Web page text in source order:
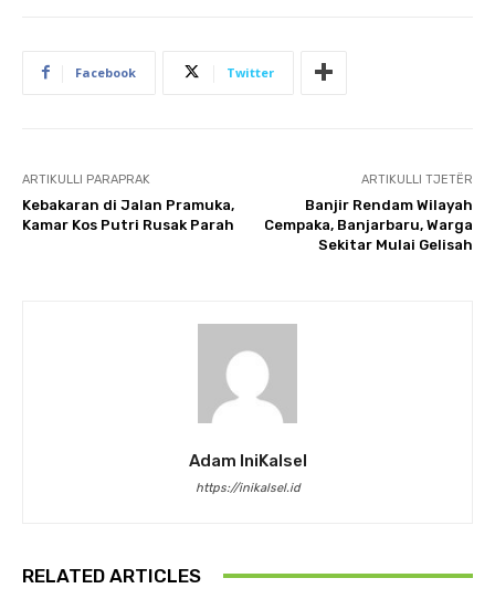
Facebook Twitter
ARTIKULLI PARAPRAK
Kebakaran di Jalan Pramuka,
Kamar Kos Putri Rusak Parah
ARTIKULLI TJETËR
Banjir Rendam Wilayah
Cempaka, Banjarbaru, Warga
Sekitar Mulai Gelisah
Adam IniKalsel
https://inikalsel.id
RELATED ARTICLES